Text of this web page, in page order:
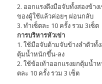
2. ออกแรงดึงมือจับทั้งสองข้า
ของผู้ใช้แล้วค่อยๆ ผ่อนกลับ
3. ทำเซ็ตละ 10 ครั้ง รวม 3เซ็ต
การบริหารหัวเข่า
1. ใช้มือจับด้ามจับข้างลำตัวทั้
ตุ้มน้ำหนักขึ้น-ลง
2. ใช้ข้อเท้าออกแรงยกตุ้มน้ำ
ตละ 10 ครั้ง รวม 3 เซ็ต